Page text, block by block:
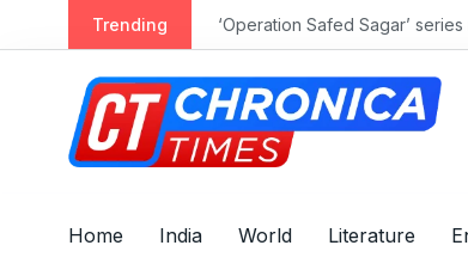
k
Trending ‘Operation Safed Sagar’
Home India World Literature